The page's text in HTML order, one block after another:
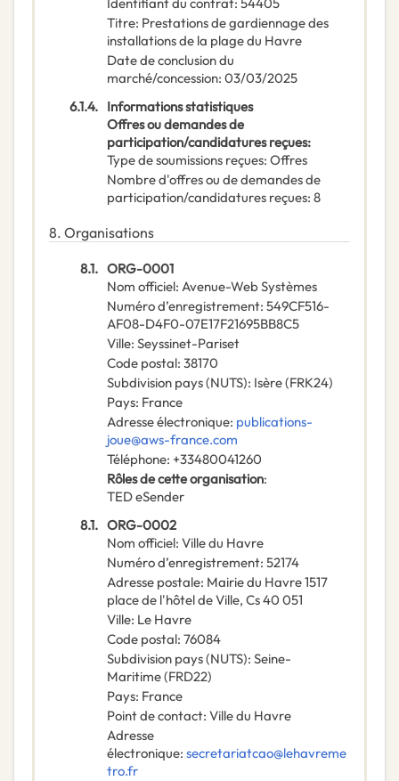
Titre: Prestations de gardiennage des
installations de la plage du Havre
Date de conclusion du
marché/concession: 03/03/2025
6.1.4. Informations statistiques
Offres ou demandes de
participation/candidatures reçues:
Type de soumissions reçues: Offres
Nombre d'offres ou de demandes de
participation/candidatures reçues: 8
8. Organisations
8.1. ORG-0001
Nom officiel: Avenue-Web Systèmes
Numéro d’enregistrement: 549CF516-
AF08-D4F0-07E17F21695BB8C5
Ville: Seyssinet-Pariset
Code postal: 38170
Subdivision pays (NUTS): Isère(FRK24)
Pays: France
Adresse électronique: publications-
joue@aws-france.com
Téléphone: +33480041260
Rôles de cette organisation:
TED eSender
8.1. ORG-0002
Nom officiel: Ville du Havre
Numéro d’enregistrement: 52174
Adresse postale: Mairie du Havre 1517
place de l'hôtel de Ville, Cs 40 051
Ville: Le Havre
Code postal: 76084
Subdivision pays (NUTS): Seine-
Maritime(FRD22)
Pays: France
Point de contact: Ville du Havre
Adresse
électronique: secretariatcao@lehavreme
tro.fr